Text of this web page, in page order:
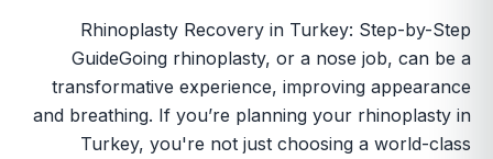
Rhinoplasty Recovery in Turkey: Step-by-Step
GuideGoing rhinoplasty, or a nose job, can be a
transformative experience, improving appearance
and breathing. If you’re planning your rhinoplasty in
Turkey, you're not just choosing a world-class